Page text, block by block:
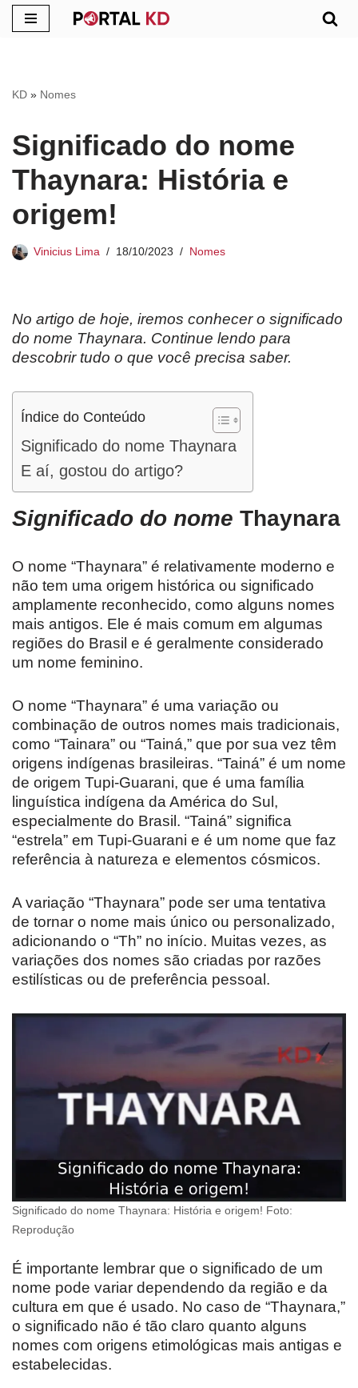
conteúdo
KD » Nomes
Significado do nome
Thaynara: História e
origem!
Vinicius Lima 18/10/2023 Nomes
No artigo de hoje, iremos conhecer o significado
do nome Thaynara. Continue lendo para
descobrir tudo o que você precisa saber.
Índice do Conteúdo
Significado do nome Thaynara
E aí, gostou do artigo?
Significado do nome Thaynara
O nome “Thaynara” é relativamente moderno e
não tem uma origem histórica ou significado
amplamente reconhecido, como alguns nomes
mais antigos. Ele é mais comum em algumas
regiões do Brasil e é geralmente considerado
um nome feminino.
O nome “Thaynara” é uma variação ou
combinação de outros nomes mais tradicionais,
como “Tainara” ou “Tainá,” que por sua vez têm
origens indígenas brasileiras. “Tainá” é um nome
de origem Tupi-Guarani, que é uma família
linguística indígena da América do Sul,
especialmente do Brasil. “Tainá” significa
“estrela” em Tupi-Guarani e é um nome que faz
referência à natureza e elementos cósmicos.
A variação “Thaynara” pode ser uma tentativa
de tornar o nome mais único ou personalizado,
adicionando o “Th” no início. Muitas vezes, as
variações dos nomes são criadas por razões
estilísticas ou de preferência pessoal.
Significado do nome Thaynara: História e origem! Foto:
Reprodução
É importante lembrar que o significado de um
nome pode variar dependendo da região e da
cultura em que é usado. No caso de “Thaynara,”
o significado não é tão claro quanto alguns
nomes com origens etimológicas mais antigas e
estabelecidas.